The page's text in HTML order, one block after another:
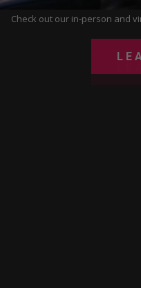
Check out our in-person and